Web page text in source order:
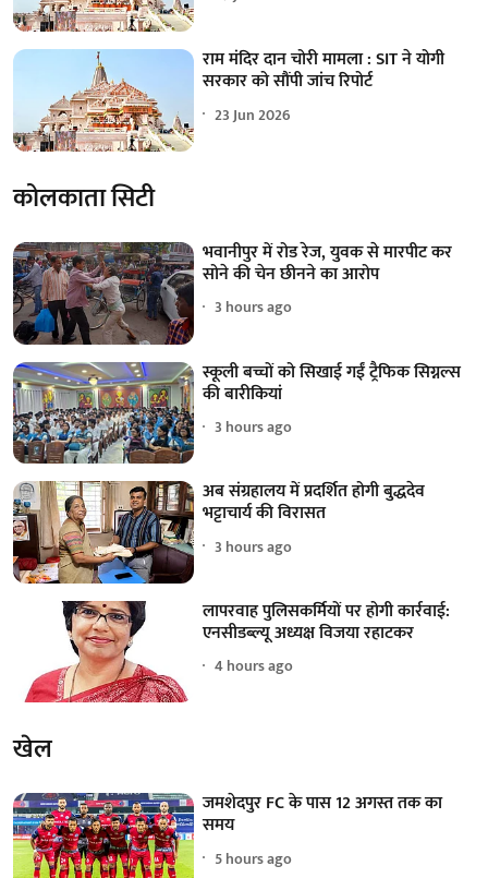
राम मंदिर दान चोरी मामला : SIT ने योगी
सरकार को सौंपी जांच रिपोर्ट
23 Jun 2026
कोलकाता सिटी
भवानीपुर में रोड रेज, युवक से मारपीट कर
सोने की चेन छीनने का आरोप
3 hours ago
स्कूली बच्चों को सिखाई गईं ट्रैफिक सिग्नल्स
की बारीकियां
3 hours ago
अब संग्रहालय में प्रदर्शित होगी बुद्धदेव
भट्टाचार्य की विरासत
3 hours ago
लापरवाह पुलिसकर्मियों पर होगी कार्रवाई:
एनसीडब्ल्यू अध्यक्ष विजया रहाटकर
4 hours ago
खेल
जमशेदपुर FC के पास 12 अगस्त तक का
समय
5 hours ago